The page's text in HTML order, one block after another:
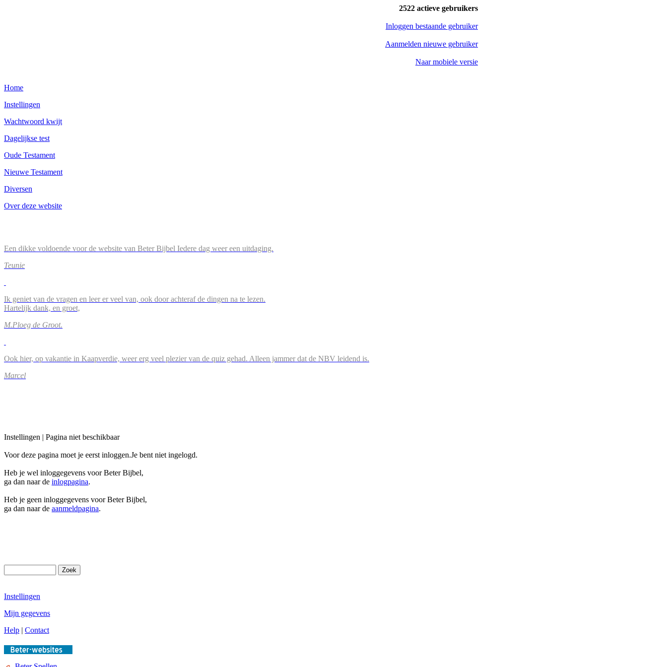
2522 actieve gebruikers
Inloggen bestaande gebruiker
Aanmelden nieuwe gebruiker
Naar mobiele versie
Home
Instellingen
Wachtwoord kwijt
Dagelijkse test
Oude Testament
Nieuwe Testament
Diversen
Over deze website
Een dikke voldoende voor de website van Beter Bijbel Iedere dag weer een uitdaging.
Teunie
Ik geniet van de vragen en leer er veel van, ook door achteraf de dingen na te lezen.
Hartelijk dank, en groet,
M.Ploeg de Groot.
Ook hier, op vakantie in Kaapverdie, weer erg veel plezier van de quiz gehad. Alleen jammer dat de NBV leidend is.
Marcel
Instellingen | Pagina niet beschikbaar
Voor deze pagina moet je eerst inloggen.Je bent niet ingelogd.
Heb je wel inloggegevens voor Beter Bijbel,
ga dan naar de inlogpagina.
Heb je geen inloggegevens voor Beter Bijbel,
ga dan naar de aanmeldpagina.
Instellingen
Mijn gegevens
Help | Contact